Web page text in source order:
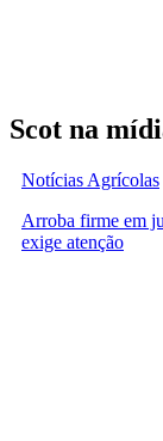
Scot na
Notícias Agrícolas
Arroba firme em
exige atenção